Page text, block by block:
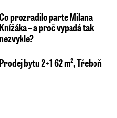
Co prozradilo parte Milana
Knížáka – a proč vypadá tak
nezvykle?
Prodej bytu 2+1 62 m², Třeboň